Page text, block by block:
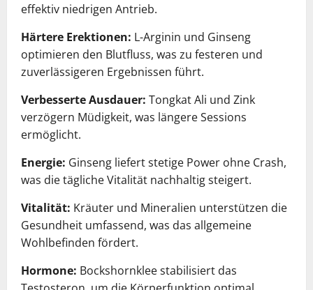
effektiv niedrigen Antrieb.
Härtere Erektionen: L-Arginin und Ginseng
optimieren den Blutfluss, was zu festeren und
zuverlässigeren Ergebnissen führt.
Verbesserte Ausdauer: Tongkat Ali und Zink
verzögern Müdigkeit, was längere Sessions
ermöglicht.
Energie: Ginseng liefert stetige Power ohne Crash,
was die tägliche Vitalität nachhaltig steigert.
Vitalität: Kräuter und Mineralien unterstützen die
Gesundheit umfassend, was das allgemeine
Wohlbefinden fördert.
Hormone: Bockshornklee stabilisiert das